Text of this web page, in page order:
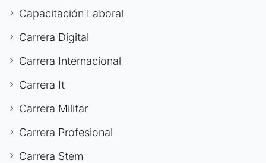
Capacitación Laboral
Carrera Digital
Carrera Internacional
Carrera It
Carrera Militar
Carrera Profesional
Carrera Stem